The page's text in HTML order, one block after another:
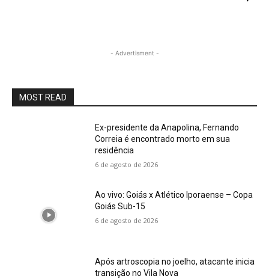
- Advertisment -
MOST READ
Ex-presidente da Anapolina, Fernando
Correia é encontrado morto em sua
residência
6 de agosto de 2026
Ao vivo: Goiás x Atlético Iporaense – Copa
Goiás Sub-15
6 de agosto de 2026
Após artroscopia no joelho, atacante inicia
transição no Vila Nova